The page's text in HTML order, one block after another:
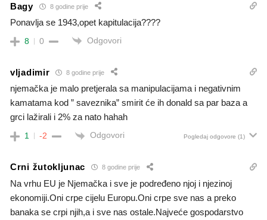
Bagy 8 godine prije
Ponavlja se 1943,opet kapitulacija????
8 0 Odgovori
vljadimir 8 godine prije
njemačka je malo pretjerala sa manipulacijama i negativnim
kamatama kod ” saveznika” smirit će ih donald sa par baza a
grci lažirali i 2% za nato hahah
1 -2 Odgovori Pogledaj odgovore (1)
Crni žutokljunac 8 godine prije
Na vrhu EU je Njemačka i sve je podređeno njoj i njezinoj
ekonomiji.Oni crpe cijelu Europu.Oni crpe sve nas a preko
banaka se crpi njih,a i sve nas ostale.Najveće gospodarstvo